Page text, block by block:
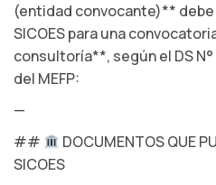
(entidad convocante)** debe
SICOES para una
consultoría**, según el DS N°
del MEFP:
—
##
DOCUMENTOS QUE
SICOES